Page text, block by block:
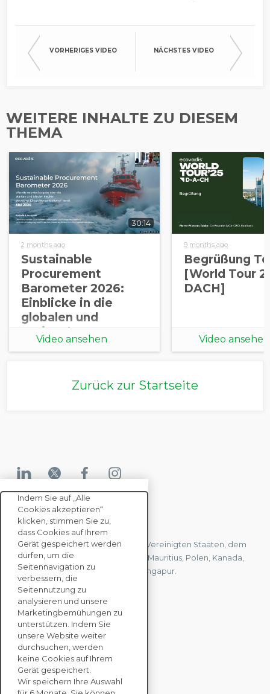
VORHERIGES VIDEO NÄCHSTES VIDEO
WEITERE INHALTE ZU DIESEM
THEMA
30:14
2 months ago
Sustainable
Procurement
Barometer 2026:
Einblicke in die
globalen und
regionalen
Erkenntnisse
Video ansehen
9 months ago
Begrüßung
[World Tour
DACH]
Video ansehen
Zurück zur Startseite
KONTAKTIEREN SIE UNS
Wir haben Büros in Frankreich, den Vereinigten Staaten, dem
Vereinigten Königreich, Hongkong, Mauritius, Polen, Kanada,
Deutschland, Japan, Spanien und Singapur.
KONTAKTIEREN SIE
UNS
UNTERNEHMENS
LÖSUNGEN
Indem Sie auf „Alle
Cookies akzeptieren“
klicken, stimmen Sie zu,
dass Cookies auf Ihrem
Gerät gespeichert werden
dürfen, um die
Seitennavigation zu
verbessern, die
Seitennutzung zu
analysieren und unsere
Marketingbemühungen zu
unterstützen. Indem Sie
unsere Website weiter
durchsuchen, werden
keine Cookies auf Ihrem
Gerät gespeichert.
Wir speichern Ihre Auswahl